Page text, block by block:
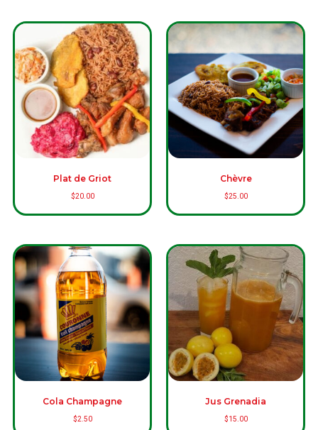
Plat de Griot
$20.00
Chèvre
$25.00
Cola Champagne
$2.50
Jus Grenadia
$15.00